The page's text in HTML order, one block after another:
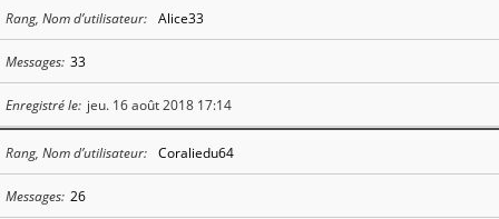
Rang, Nom d’utilisateur Alice33
Messages 33
Enregistré le jeu. 16 août 2018 17:14
Rang, Nom d’utilisateur Coraliedu64
Messages 26